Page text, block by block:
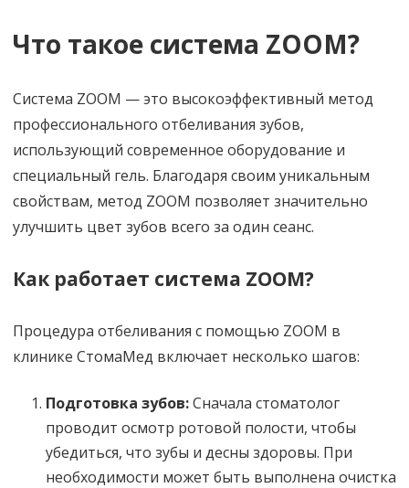
Что такое система ZOOM?
Система ZOOM — это высокоэффективный метод
профессионального отбеливания зубов,
использующий современное оборудование и
специальный гель. Благодаря своим уникальным
свойствам, метод ZOOM позволяет значительно
улучшить цвет зубов всего за один сеанс.
Как работает система ZOOM?
Процедура отбеливания с помощью ZOOM в
клинике СтомаМед включает несколько шагов:
Подготовка зубов:Сначала стоматолог
проводит осмотр ротовой полости, чтобы
убедиться, что зубы и десны здоровы. При
необходимости может быть выполнена очистка